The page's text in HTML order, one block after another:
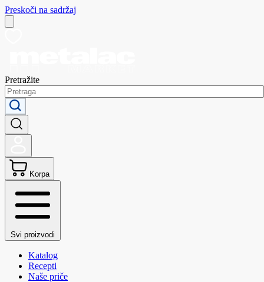
Preskoči na sadržaj
Pretražite
Korpa
Svi proizvodi
Katalog
Recepti
Naše priče